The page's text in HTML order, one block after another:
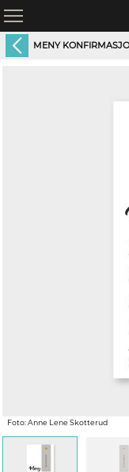
MENY
Foto: Anne Lene Skotterud